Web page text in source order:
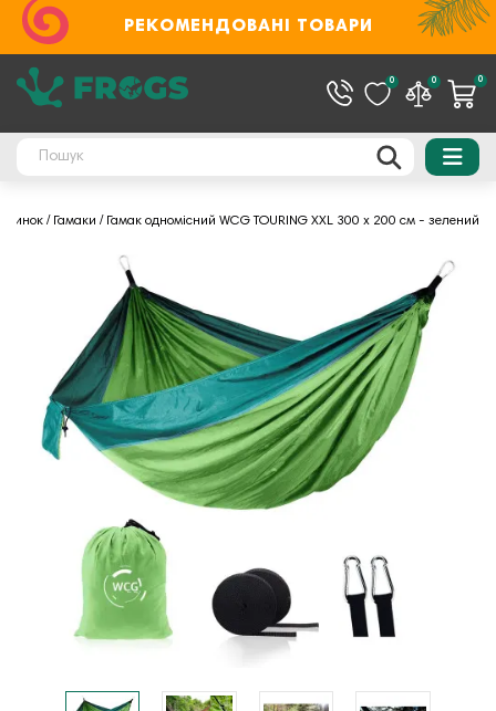
РЕКОМЕНДОВАНІ ТОВАРИ
0 0 0
Гамаки Гамак одномісний WCG TOURING XXL 300 х 200 см - зелений